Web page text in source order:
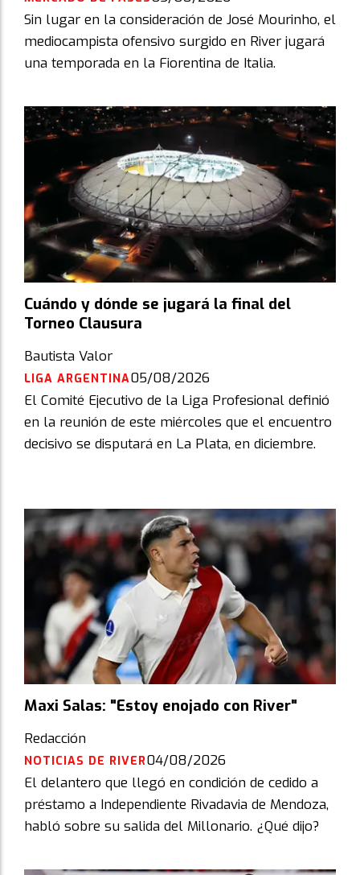
Sin lugar en la consideración de José Mourinho, el
mediocampista ofensivo surgido en River jugará
una temporada en la Fiorentina de Italia.
Cuándo y dónde se jugará la final del
Torneo Clausura
Bautista Valor
LIGA ARGENTINA05/08/2026
El Comité Ejecutivo de la Liga Profesional definió
en la reunión de este miércoles que el encuentro
decisivo se disputará en La Plata, en diciembre.
Maxi Salas: "Estoy enojado con River"
Redacción
NOTICIAS DE RIVER04/08/2026
El delantero que llegó en condición de cedido a
préstamo a Independiente Rivadavia de Mendoza,
habló sobre su salida del Millonario. ¿Qué dijo?